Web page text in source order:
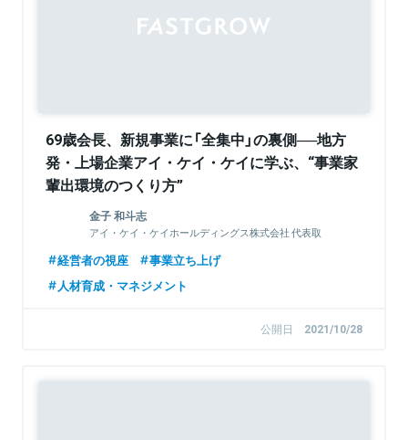
69歳会長、新規事業に「全集中」の裏側──地方
発・上場企業アイ・ケイ・ケイに学ぶ、“事業家
輩出環境のつくり方”
金子 和斗志
アイ・ケイ・ケイホールディングス株式会社 代表取
経営者の視座
事業立ち上げ
人材育成・マネジメント
公開日 2021/10/28